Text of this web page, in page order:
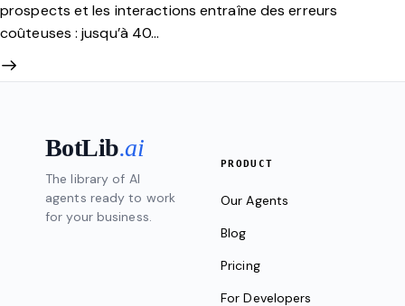
prospects et les interactions entraîne des erreurs
coûteuses : jusqu’à 40…
BotLib.ai
The library of AI
agents ready to work
for your business.
PRODUCT
Our Agents
Blog
Pricing
For Developers